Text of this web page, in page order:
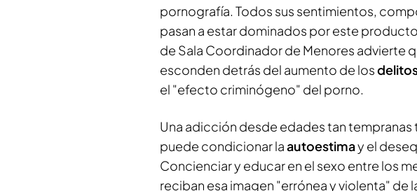
pornografía. Todos sus sentimientos,
pasan a estar dominados por este
de Sala Coordinador de Menores advierte
esconden detrás del aumento de los
el "efecto criminógeno" del porno.
Una adicción desde edades tan
puede condicionar laautoestimay el
Concienciar y educar en el sexo entre los
reciban esa imagen "errónea y violenta" de